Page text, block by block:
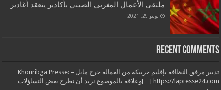
ملتقى الأعمال المغربي الصيني بأكادير ينعقد أغادير
يونيو 29, 2021
Recent Comments
تدبير مرفق النظافة بإقليم خريبكة من العمالة خرج مايل – Khouribga Presse:
[…] https://lapresse24.comوعلاقة بالموضوع نريد أن نطرح بعض التساؤلات